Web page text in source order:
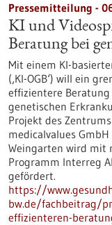
Pressemitteilung -
KI und
Beratung bei
Mit einem KI-
(‚KI-OGB‘) will ein
effizientere
genetischen
Projekt des
medicalvalues
Weingarten wird mit
Programm Interreg
gefördert.
https://
bw.de/fachbeitrag/
effizienteren-